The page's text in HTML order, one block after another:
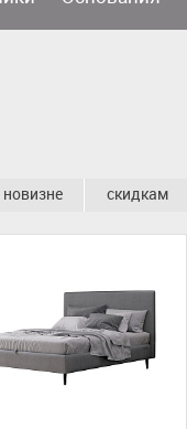
новизне скидкам